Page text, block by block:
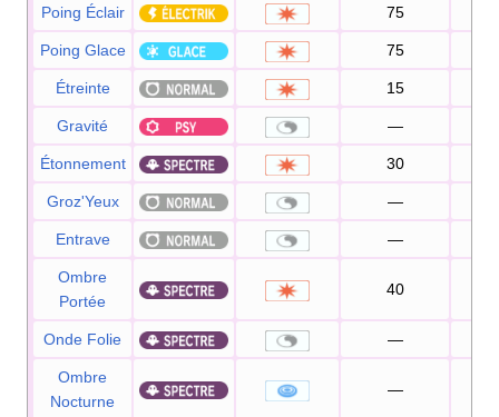
Poing Éclair 75
Poing Glace 75
Étreinte 15
Gravité —
Étonnement 30
Groz'Yeux —
Entrave —
Ombre
Portée
40
Onde Folie —
Ombre
Nocturne
—